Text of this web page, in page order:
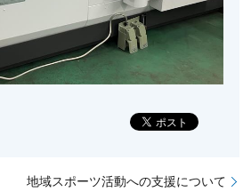
地域スポーツ活動への支援について